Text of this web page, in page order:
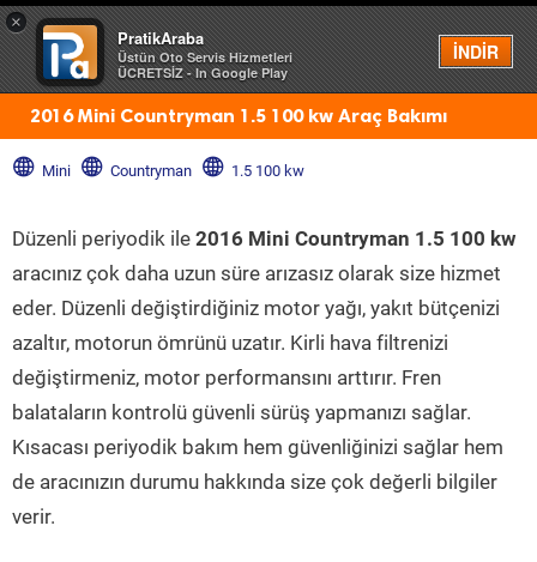
×
PratikAraba
Üstün Oto Servis Hizmetleri
ÜCRETSİZ - In Google Play
İNDİR
Menü
2016 Mini Countryman 1.5 100 kw Araç Bakımı
Mini Countryman 1.5 100 kw
Düzenli periyodik ile 2016 Mini Countryman 1.5 100 kw
aracınız çok daha uzun süre arızasız olarak size hizmet
eder. Düzenli değiştirdiğiniz motor yağı, yakıt bütçenizi
azaltır, motorun ömrünü uzatır. Kirli hava filtrenizi
değiştirmeniz, motor performansını arttırır. Fren
balataların kontrolü güvenli sürüş yapmanızı sağlar.
Kısacası periyodik bakım hem güvenliğinizi sağlar hem
de aracınızın durumu hakkında size çok değerli bilgiler
verir.